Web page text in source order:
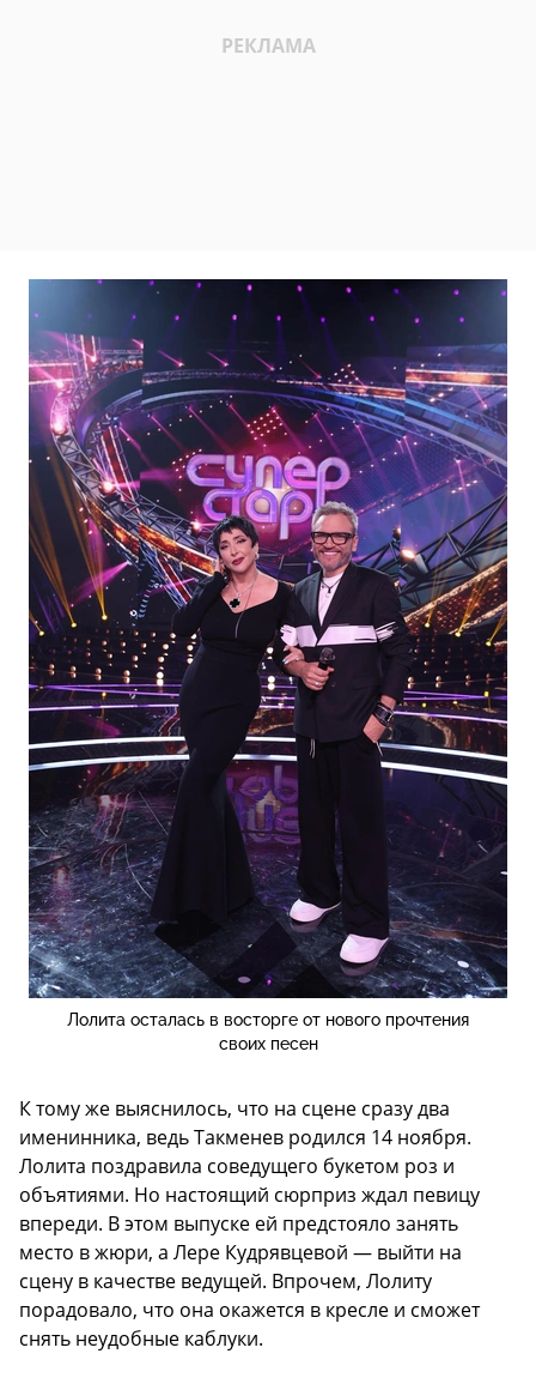
Лолита осталась в восторге от нового прочтения
своих песен
К тому же выяснилось, что на сцене сразу два
именинника, ведь Такменев родился 14 ноября.
Лолита поздравила соведущего букетом роз и
объятиями. Но настоящий сюрприз ждал певицу
впереди. В этом выпуске ей предстояло занять
место в жюри, а Лере Кудрявцевой — выйти на
сцену в качестве ведущей. Впрочем, Лолиту
порадовало, что она окажется в кресле и сможет
снять неудобные каблуки.